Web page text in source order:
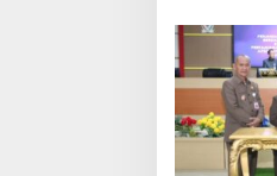
Pelaksanaan
Gubernur